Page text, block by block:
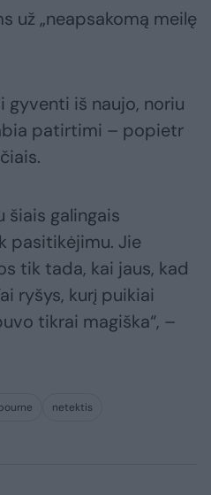
už „neapsakomą meilę
gyventi iš naujo, noriu
patirtimi – popietr
šiais galingais
pasitikėjimu. Jie
tik tada, kai jaus, kad
ryšys, kurį puikiai
tikrai magiška“, –
netektis